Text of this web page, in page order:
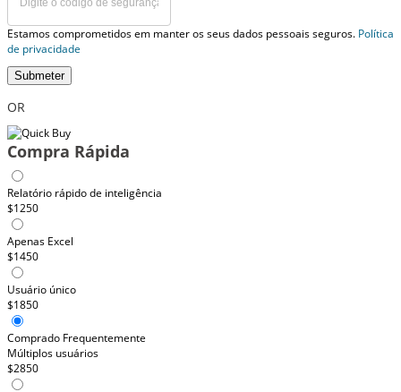
Estamos comprometidos em manter os seus dados pessoais seguros. Política
de privacidade
Submeter
OR
Compra Rápida
Relatório rápido de inteligência
$1250
Apenas Excel
$1450
Usuário único
$1850
Comprado Frequentemente
Múltiplos usuários
$2850